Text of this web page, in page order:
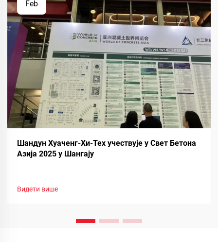
Feb
Шандун Хуаченг-Хи-Тех учествује у Свет Бетона
Азија 2025 у Шангају
Видети више